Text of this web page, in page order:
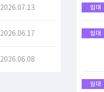
2026.07.13
2026.06.17
2026.06.08
임대
임대
임대